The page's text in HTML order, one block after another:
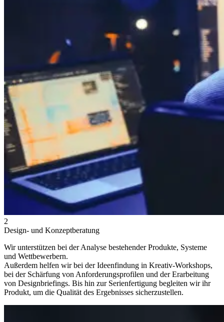
2
Design- und Konzeptberatung
Wir unterstützen bei der Analyse bestehender Produkte, Systeme
und Wettbewerbern.
Außerdem helfen wir bei der Ideenfindung in Kreativ-Workshops,
bei der Schärfung von Anforderungsprofilen und der Erarbeitung
von Designbriefings. Bis hin zur Serienfertigung begleiten wir ihr
Produkt, um die Qualität des Ergebnisses sicherzustellen.